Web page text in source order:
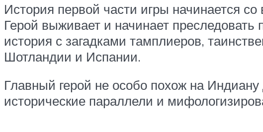
История первой части игры начинается
Герой выживает и начинает преследовать
история с загадками тамплиеров,
Шотландии и Испании.
Главный герой не особо похож на
исторические параллели и